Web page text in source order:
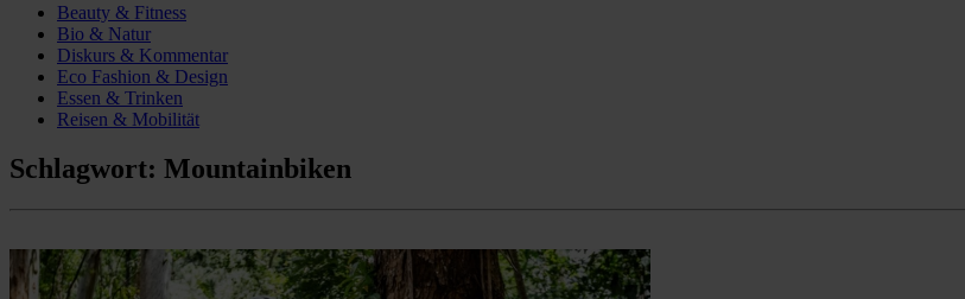
Beauty & Fitness
Bio & Natur
Diskurs & Kommentar
Eco Fashion & Design
Essen & Trinken
Reisen & Mobilität
Schlagwort: Mountainbiken